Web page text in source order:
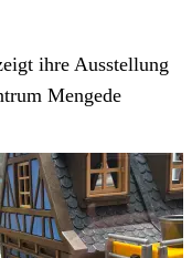
ihre Ausstellung
Mengede